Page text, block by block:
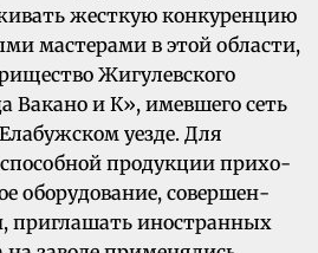
жесткую конкуренцию
мастерами в этой области,
Жигулевского
Вакано и К», имевшего сеть
уезде. Для
продукции прихо­
оборудование, совершен­
приглашать иностранных